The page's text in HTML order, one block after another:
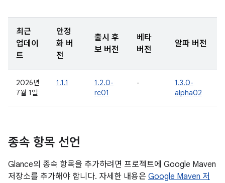
최근
업데이
트
안정
화 버
전
출시 후
보 버전
베타
버전
알파 버전
2026년
7월 1일
1.1.1
1.2.0-
rc01
-
1.3.0-
alpha02
종속 항목 선언
Glance의 종속 항목을 추가하려면 프로젝트에 Google Maven
저장소를 추가해야 합니다. 자세한 내용은 Google Maven 저